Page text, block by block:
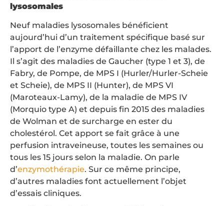
lysosomales
Neuf maladies lysosomales bénéficient
aujourd’hui d’un traitement spécifique basé sur
l’apport de l’enzyme défaillante chez les malades.
Il s’agit des maladies de Gaucher (type 1 et 3), de
Fabry, de Pompe, de MPS I (Hurler/Hurler-Scheie
et Scheie), de MPS II (Hunter), de MPS VI
(Maroteaux-Lamy), de la maladie de MPS IV
(Morquio type A) et depuis fin 2015 des maladies
de Wolman et de surcharge en ester du
cholestérol. Cet apport se fait grâce à une
perfusion intraveineuse, toutes les semaines ou
tous les 15 jours selon la maladie. On parle
d’enzymothérapie. Sur ce même principe,
d’autres maladies font actuellement l’objet
d’essais cliniques.